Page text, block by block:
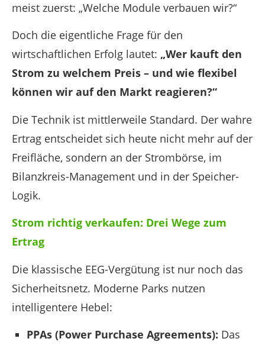
meist zuerst: „Welche Module verbauen wir?“
Doch die eigentliche Frage für den
wirtschaftlichen Erfolg lautet: „Wer kauft den
Strom zu welchem Preis – und wie flexibel
können wir auf den Markt reagieren?“
Die Technik ist mittlerweile Standard. Der wahre
Ertrag entscheidet sich heute nicht mehr auf der
Freifläche, sondern an der Strombörse, im
Bilanzkreis-Management und in der Speicher-
Logik.
Strom richtig verkaufen: Drei Wege zum
Ertrag
Die klassische EEG-Vergütung ist nur noch das
Sicherheitsnetz. Moderne Parks nutzen
intelligentere Hebel:
PPAs (Power Purchase Agreements): Das